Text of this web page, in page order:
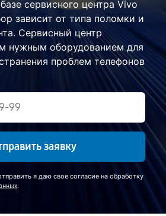
сервисного центра Vivo
зависит от типа поломки и
Сервисный центр
нужным оборудованием для
проблем телефонов
заявку
я даю свое согласие на обработку
.